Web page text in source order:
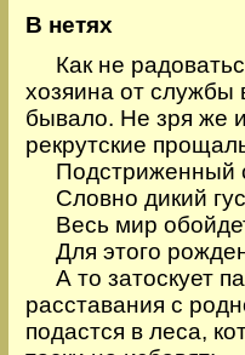
В нетях
Как не
хозяина от службы
бывало. Не зря же и
рекрутские
Подстриженный
Словно дикий
Весь мир
Для этого
А то затоскует
расставания с
подастся в леса,